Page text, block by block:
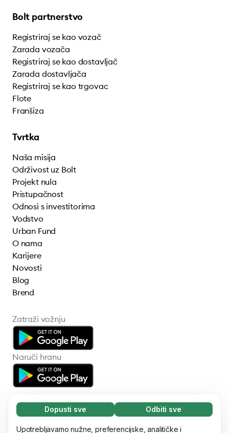
Neophodni (65)
Neophodni kolačići pomažu da naše web
Saznaj više
Dopusti sve Odbiti sve
Upotrebljavamo nužne, preferencijske, analitičke i
Bolt partnerstvo
Registriraj se kao vozač
Zarada vozača
Registriraj se kao dostavljač
Zarada dostavljača
Registriraj se kao trgovac
Flote
Franšiza
Tvrtka
Naša misija
Održivost uz Bolt
Projekt nula
Pristupačnost
Odnosi s investitorima
Vodstvo
Urban Fund
O nama
Karijere
Novosti
Blog
Brend
Zatraži vožnju
Naruči hranu